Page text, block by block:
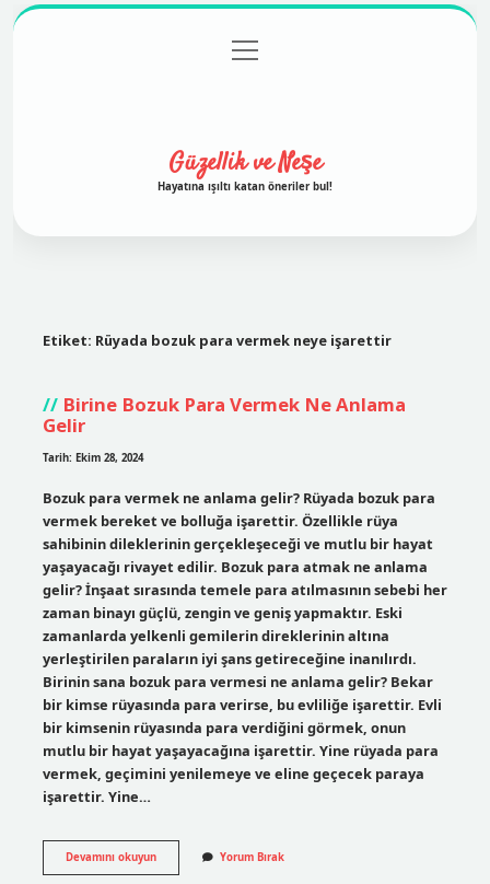
Gizlilik Politikası
menüyü
aç
Güzellik ve Neşe
Hayatına ışıltı katan öneriler bul!
Etiket: Rüyada bozuk para vermek neye işarettir
Birine Bozuk Para Vermek Ne Anlama
Gelir
Tarih: Ekim 28, 2024
Bozuk para vermek ne anlama gelir? Rüyada bozuk para
vermek bereket ve bolluğa işarettir. Özellikle rüya
sahibinin dileklerinin gerçekleşeceği ve mutlu bir hayat
yaşayacağı rivayet edilir. Bozuk para atmak ne anlama
gelir? İnşaat sırasında temele para atılmasının sebebi her
zaman binayı güçlü, zengin ve geniş yapmaktır. Eski
zamanlarda yelkenli gemilerin direklerinin altına
yerleştirilen paraların iyi şans getireceğine inanılırdı.
Birinin sana bozuk para vermesi ne anlama gelir? Bekar
bir kimse rüyasında para verirse, bu evliliğe işarettir. Evli
bir kimsenin rüyasında para verdiğini görmek, onun
mutlu bir hayat yaşayacağına işarettir. Yine rüyada para
vermek, geçimini yenilemeye ve eline geçecek paraya
işarettir. Yine…
Devamını okuyunBirine
Bozuk
Yorum Bırak